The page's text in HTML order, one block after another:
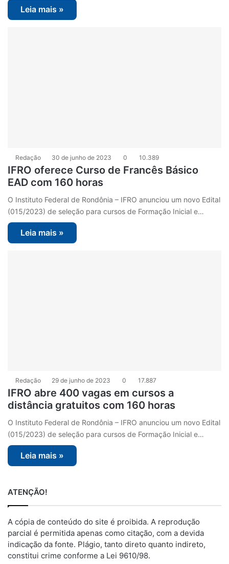
Leia mais »
Redação 30 de junho de 2023 0 10.389
IFRO oferece Curso de Francês Básico
EAD com 160 horas
O Instituto Federal de Rondônia – IFRO anunciou um novo Edital
(015/2023) de seleção para cursos de Formação Inicial e…
Leia mais »
Redação 29 de junho de 2023 0 17.887
IFRO abre 400 vagas em cursos a
distância gratuitos com 160 horas
O Instituto Federal de Rondônia – IFRO anunciou um novo Edital
(015/2023) de seleção para cursos de Formação Inicial e…
Leia mais »
ATENÇÃO!
A cópia de conteúdo do site é proibida. A reprodução
parcial é permitida apenas como citação, com a devida
indicação da fonte. Plágio, tanto direto quanto indireto,
constitui crime conforme a Lei 9610/98.